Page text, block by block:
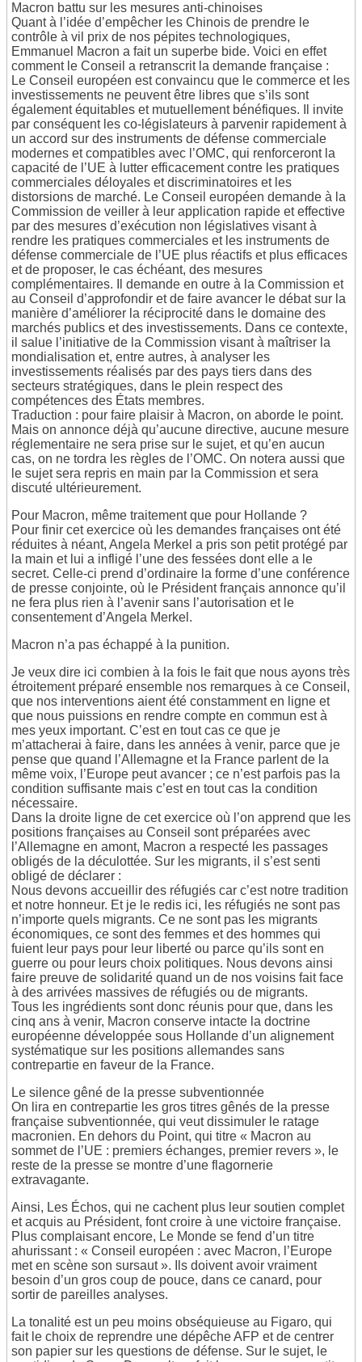
Macron battu sur les mesures anti-chinoises
Quant à l’idée d’empêcher les Chinois de prendre le
contrôle à vil prix de nos pépites technologiques,
Emmanuel Macron a fait un superbe bide. Voici en effet
comment le Conseil a retranscrit la demande française :
Le Conseil européen est convaincu que le commerce et les
investissements ne peuvent être libres que s’ils sont
également équitables et mutuellement bénéfiques. Il invite
par conséquent les co-législateurs à parvenir rapidement à
un accord sur des instruments de défense commerciale
modernes et compatibles avec l’OMC, qui renforceront la
capacité de l’UE à lutter efficacement contre les pratiques
commerciales déloyales et discriminatoires et les
distorsions de marché. Le Conseil européen demande à la
Commission de veiller à leur application rapide et effective
par des mesures d’exécution non législatives visant à
rendre les pratiques commerciales et les instruments de
défense commerciale de l’UE plus réactifs et plus efficaces
et de proposer, le cas échéant, des mesures
complémentaires. Il demande en outre à la Commission et
au Conseil d’approfondir et de faire avancer le débat sur la
manière d’améliorer la réciprocité dans le domaine des
marchés publics et des investissements. Dans ce contexte,
il salue l’initiative de la Commission visant à maîtriser la
mondialisation et, entre autres, à analyser les
investissements réalisés par des pays tiers dans des
secteurs stratégiques, dans le plein respect des
compétences des États membres.
Traduction : pour faire plaisir à Macron, on aborde le point.
Mais on annonce déjà qu’aucune directive, aucune mesure
réglementaire ne sera prise sur le sujet, et qu’en aucun
cas, on ne tordra les règles de l’OMC. On notera aussi que
le sujet sera repris en main par la Commission et sera
discuté ultérieurement.
Pour Macron, même traitement que pour Hollande ?
Pour finir cet exercice où les demandes françaises ont été
réduites à néant, Angela Merkel a pris son petit protégé par
la main et lui a infligé l’une des fessées dont elle a le
secret. Celle-ci prend d’ordinaire la forme d’une conférence
de presse conjointe, où le Président français annonce qu’il
ne fera plus rien à l’avenir sans l’autorisation et le
consentement d’Angela Merkel.
Macron n’a pas échappé à la punition.
Je veux dire ici combien à la fois le fait que nous ayons très
étroitement préparé ensemble nos remarques à ce Conseil,
que nos interventions aient été constamment en ligne et
que nous puissions en rendre compte en commun est à
mes yeux important. C’est en tout cas ce que je
m’attacherai à faire, dans les années à venir, parce que je
pense que quand l’Allemagne et la France parlent de la
même voix, l’Europe peut avancer ; ce n’est parfois pas la
condition suffisante mais c’est en tout cas la condition
nécessaire.
Dans la droite ligne de cet exercice où l’on apprend que les
positions françaises au Conseil sont préparées avec
l’Allemagne en amont, Macron a respecté les passages
obligés de la déculottée. Sur les migrants, il s’est senti
obligé de déclarer :
Nous devons accueillir des réfugiés car c’est notre tradition
et notre honneur. Et je le redis ici, les réfugiés ne sont pas
n’importe quels migrants. Ce ne sont pas les migrants
économiques, ce sont des femmes et des hommes qui
fuient leur pays pour leur liberté ou parce qu’ils sont en
guerre ou pour leurs choix politiques. Nous devons ainsi
faire preuve de solidarité quand un de nos voisins fait face
à des arrivées massives de réfugiés ou de migrants.
Tous les ingrédients sont donc réunis pour que, dans les
cinq ans à venir, Macron conserve intacte la doctrine
européenne développée sous Hollande d’un alignement
systématique sur les positions allemandes sans
contrepartie en faveur de la France.
Le silence gêné de la presse subventionnée
On lira en contrepartie les gros titres gênés de la presse
française subventionnée, qui veut dissimuler le ratage
macronien. En dehors du Point, qui titre « Macron au
sommet de l’UE : premiers échanges, premier revers », le
reste de la presse se montre d’une flagornerie
extravagante.
Ainsi, Les Échos, qui ne cachent plus leur soutien complet
et acquis au Président, font croire à une victoire française.
Plus complaisant encore, Le Monde se fend d’un titre
ahurissant : « Conseil européen : avec Macron, l’Europe
met en scène son sursaut ». Ils doivent avoir vraiment
besoin d’un gros coup de pouce, dans ce canard, pour
sortir de pareilles analyses.
La tonalité est un peu moins obséquieuse au Figaro, qui
fait le choix de reprendre une dépêche AFP et de centrer
son papier sur les questions de défense. Sur le sujet, le